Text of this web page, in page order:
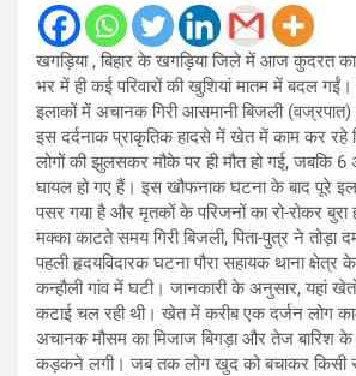
खगड़िया , बिहार के खगड़िया जिले में आज कुदरत
भर में ही कई परिवारों की खुशियां मातम में बदल
इलाकों में अचानक गिरी आसमानी बिजली (वज्रपात)
इस दर्दनाक प्राकृतिक हादसे में खेत में काम कर रहे
लोगों की झुलसकर मौके पर ही मौत हो गई, जबकि
घायल हो गए हैं। इस खौफनाक घटना के बाद पूरे
पसर गया है और मृतकों के परिजनों का रो-रोकर बुरा
मक्का काटते समय गिरी बिजली, पिता-पुत्र ने तोड़ा
पहली हृदयविदारक घटना पौरा सहायक थाना क्षेत्र
कन्हौली गांव में घटी। जानकारी के अनुसार, यहां
कटाई चल रही थी। खेत में करीब एक दर्जन लोग
अचानक मौसम का मिजाज बिगड़ा और तेज बारिश
कड़कने लगी। जब तक लोग खुद को बचाकर किसी